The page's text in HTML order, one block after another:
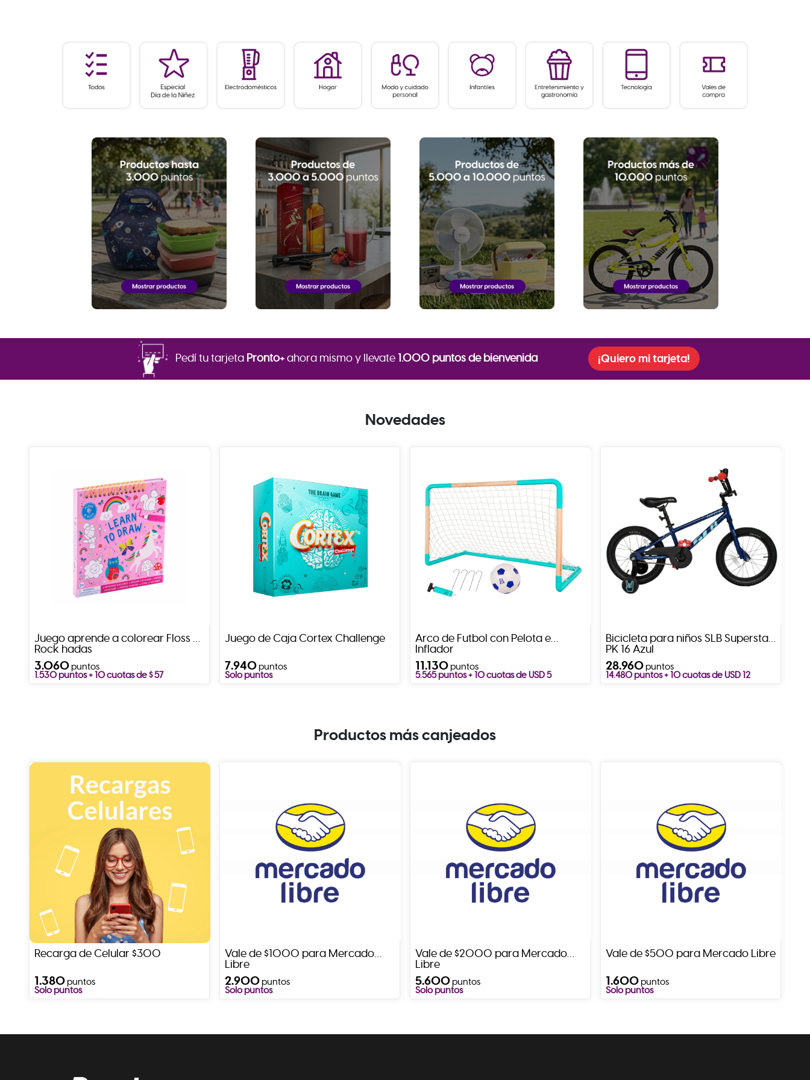
Pedí tu tarjeta Pronto+ahora mismo y llevate 1.000 puntos de bienvenida ¡Quiero mi tarjeta!
Novedades
Juego aprende a colorear Floss &
Rock hadas
3.060puntos
1.530 puntos + 10 cuotas de $ 57
Juego de Caja Cortex Challenge
7.940puntos
Solo puntos
Arco de Futbol con Pelota e
Inflador
11.130puntos
5.565 puntos + 10 cuotas de USD 5
Bicicleta para niños SLB Superstar
PK 16 Azul
28.960puntos
14.480 puntos + 10 cuotas de USD 12
Productos más canjeados
Recarga de Celular $300
1.380puntos
Solo puntos
Vale de $1000 para Mercado
Libre
2.900puntos
Solo puntos
Vale de $2000 para Mercado
Libre
5.600puntos
Solo puntos
Vale de $500 para Mercado Libre
1.600puntos
Solo puntos